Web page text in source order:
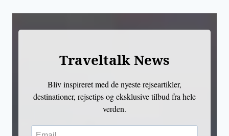
Traveltalk News
Bliv inspireret med de nyeste rejseartikler,
destinationer, rejsetips og eksklusive tilbud fra hele
verden.